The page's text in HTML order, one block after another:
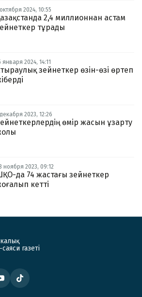
2024, 10:55
2,4 миллионнан астам
тұрады
января 2024, 14:11
зейнеткер өзін-өзі өртеп
2023, 12:26
өмір жасын ұзарту
ноября 2023, 09:12
да 74 жастағы зейнеткер
кетті
газеті